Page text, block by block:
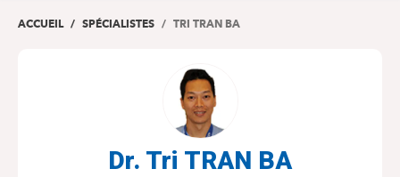
EN
ACCUEIL SPÉCIALISTES TRI TRAN BA
Dr. Tri TRAN BA